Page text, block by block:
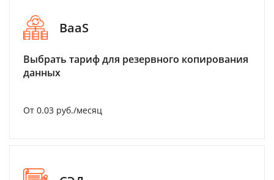
BaaS
Выбрать тариф для резервного копирования
данных
От 0.03 руб./месяц